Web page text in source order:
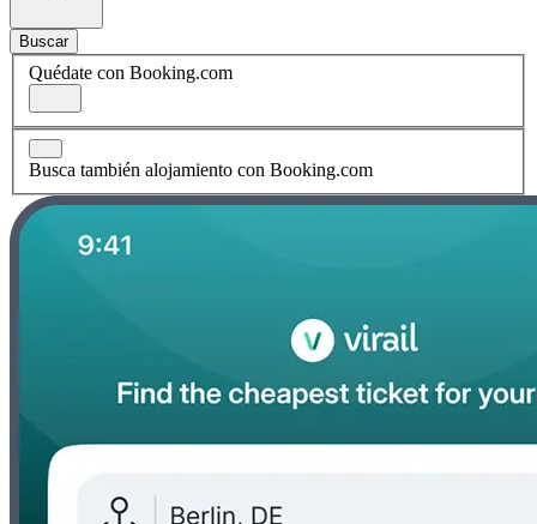
Buscar
Quédate con Booking.com
Busca también alojamiento con Booking.com